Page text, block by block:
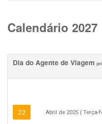
Calendário 2027
Dia do Agente de Viagem
22 Abril de 2025 ( Terça-